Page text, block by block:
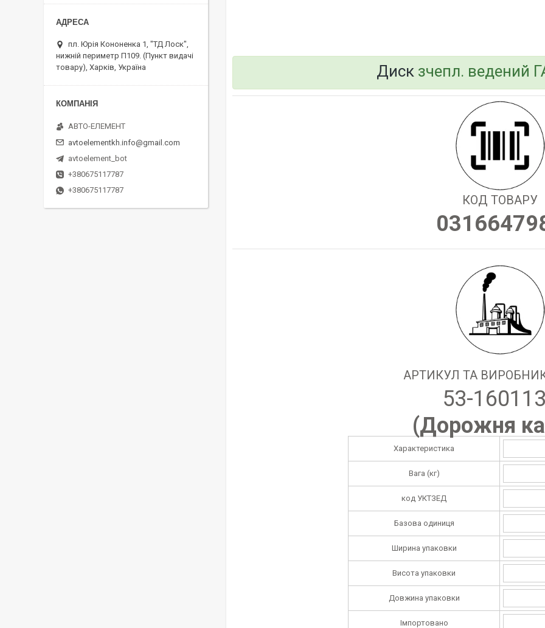
Диск зчепл. ведений
КОД ТОВАРУ
АРТИКУЛ ТА
53-
(Дорожня
Характеристика
Вага (кг)
код УКТЗЕД
Базова одиниця
Ширина упаковки
Висота упаковки
Довжина упаковки
Імпортовано
пл. Юрія Кононенка 1, "ТД Лоск",
нижній периметр П109. (Пункт видачі
товару), Харків, Україна
АВТО-ЕЛЕМЕНТ
avtoelementkh.info@gmail.com
avtoelement_bot
+380675117787
+380675117787